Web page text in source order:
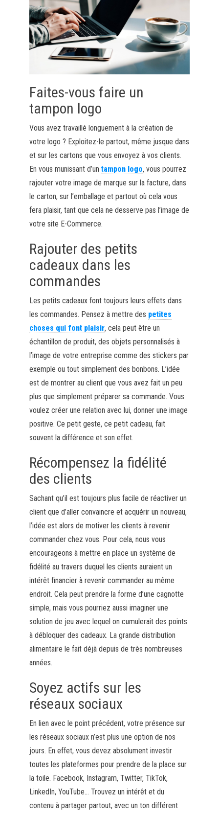
Faites-vous faire un
tampon logo
Vous avez travaillé longuement à la création de
votre logo ? Exploitez-le partout, même jusque dans
et sur les cartons que vous envoyez à vos clients.
En vous munissant d’un tampon logo, vous pourrez
rajouter votre image de marque sur la facture, dans
le carton, sur l’emballage et partout où cela vous
fera plaisir, tant que cela ne desserve pas l’image de
votre site E-Commerce.
Rajouter des petits
cadeaux dans les
commandes
Les petits cadeaux font toujours leurs effets dans
les commandes. Pensez à mettre des petites
choses qui font plaisir, cela peut être un
échantillon de produit, des objets personnalisés à
l’image de votre entreprise comme des stickers par
exemple ou tout simplement des bonbons. L’idée
est de montrer au client que vous avez fait un peu
plus que simplement préparer sa commande. Vous
voulez créer une relation avec lui, donner une image
positive. Ce petit geste, ce petit cadeau, fait
souvent la différence et son effet.
Récompensez la fidélité
des clients
Sachant qu’il est toujours plus facile de réactiver un
client que d’aller convaincre et acquérir un nouveau,
l’idée est alors de motiver les clients à revenir
commander chez vous. Pour cela, nous vous
encourageons à mettre en place un système de
fidélité au travers duquel les clients auraient un
intérêt financier à revenir commander au même
endroit. Cela peut prendre la forme d’une cagnotte
simple, mais vous pourriez aussi imaginer une
solution de jeu avec lequel on cumulerait des points
à débloquer des cadeaux. La grande distribution
alimentaire le fait déjà depuis de très nombreuses
années.
Soyez actifs sur les
réseaux sociaux
En lien avec le point précédent, votre présence sur
les réseaux sociaux n’est plus une option de nos
jours. En effet, vous devez absolument investir
toutes les plateformes pour prendre de la place sur
la toile. Facebook, Instagram, Twitter, TikTok,
LinkedIn, YouTube… Trouvez un intérêt et du
contenu à partager partout, avec un ton différent